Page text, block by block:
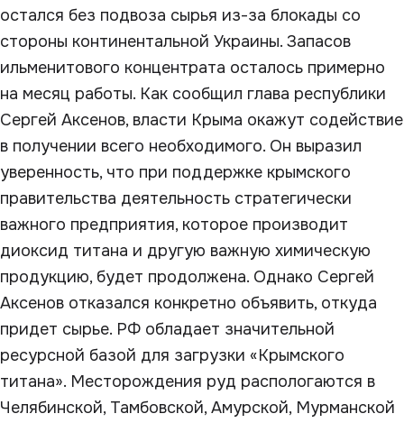
остался без подвоза сырья из-за блокады со
стороны континентальной Украины. Запасов
ильменитового концентрата осталось примерно
на месяц работы. Как сообщил глава республики
Сергей Аксенов, власти Крыма окажут содействие
в получении всего необходимого. Он выразил
уверенность, что при поддержке крымского
правительства деятельность стратегически
важного предприятия, которое производит
диоксид титана и другую важную химическую
продукцию, будет продолжена. Однако Сергей
Аксенов отказался конкретно объявить, откуда
придет сырье. РФ обладает значительной
ресурсной базой для загрузки «Крымского
титана». Месторождения руд распологаются в
Челябинской, Тамбовской, Амурской, Мурманской